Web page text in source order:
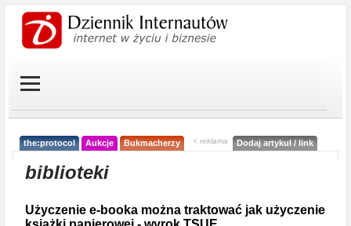
the:protocol Aukcje Bukmacherzy < reklama Dodaj artykuł / link
biblioteki
Użyczenie e-booka można traktować jak użyczenie